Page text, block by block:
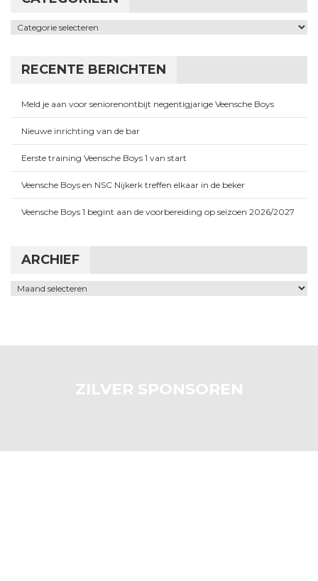
Categorieën
RECENTE BERICHTEN
Meld je aan voor seniorenontbijt negentigjarige Veensche Boys
Nieuwe inrichting van de bar
Eerste training Veensche Boys 1 van start
Veensche Boys en NSC Nijkerk treffen elkaar in de beker
Veensche Boys 1 begint aan de voorbereiding op seizoen 2026/2027
ARCHIEF
Archief
ZILVER SPONSOREN